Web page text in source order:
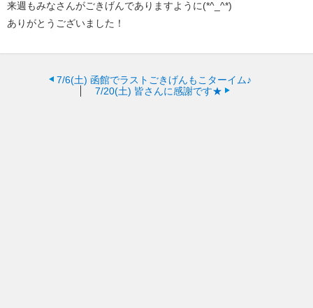
来週もみなさんがごきげんでありますように(*^_^*)
ありがとうございました！
7/6(土) 函館でラストごきげんもこターイム♪
7/20(土) 皆さんに感謝です★